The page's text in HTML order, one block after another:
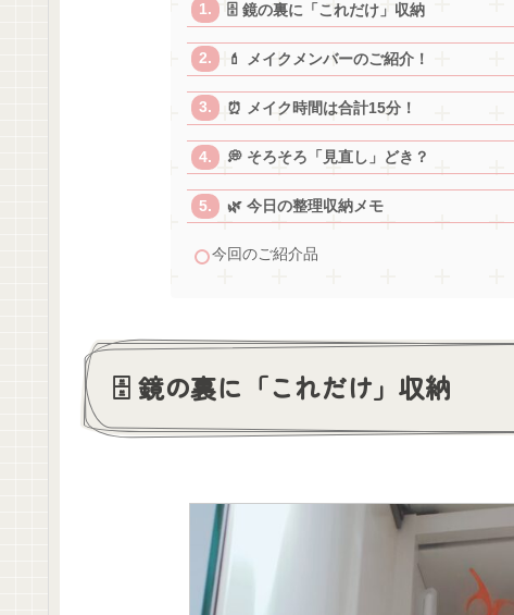
🗄️ 鏡の裏に「これだけ」収納
💄 メイクメンバーのご紹介！
⏰ メイク時間は合計15分！
💭 そろそろ「見直し」どき？
🌿 今日の整理収納メモ
今回のご紹介品
🗄️ 鏡の裏に「これだけ」収納